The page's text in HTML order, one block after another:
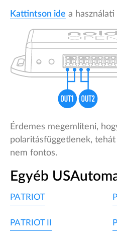
Kattintson ide a
Érdemes megemlíteni,
polaritásfüggetlenek,
nem fontos.
Egyéb
PATRIOT
PATRIOT II